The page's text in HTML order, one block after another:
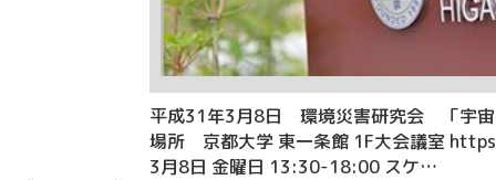
平成31年3月8日 環境災害研究会 「宇宙
場所 京都大学 東一条館 1F大会議室
3月8日 金曜日 13:30-18:00 スケ…